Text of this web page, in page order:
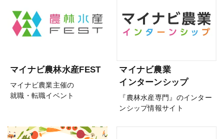
マイナビ農林水産FEST
マイナビ農業主催の
就職・転職イベント
マイナビ農業
インターンシップ
『農林水産専門』のインター
ンシップ情報サイト